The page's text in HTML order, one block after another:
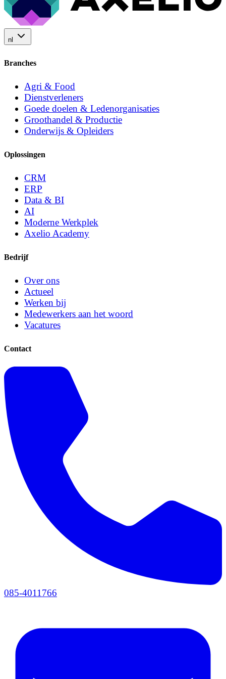
nl
Branches
Agri & Food
Dienstverleners
Goede doelen & Ledenorganisaties
Groothandel & Productie
Onderwijs & Opleiders
Oplossingen
CRM
ERP
Data & BI
AI
Moderne Werkplek
Axelio Academy
Bedrijf
Over ons
Actueel
Werken bij
Medewerkers aan het woord
Vacatures
Contact
085-4011766